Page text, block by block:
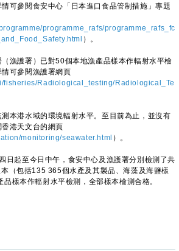
可參閱食安中心「日本進口食品管制措施」專題
programme_rafs/programme_rafs_fc
）。
護署）已對50個本地漁產品樣本作輻射水平檢
可參閱漁護署網頁
fisheries/Radiological_testing/Radiological_Te
港水域的環境輻射水平。至目前為止，並沒有
港天文台的網頁
monitoring/seawater.html ）。
起至今日中午，食安中心及漁護署分別檢測了共
（包括135 365個水產及其製品、海藻及海鹽樣
樣本作輻射水平檢測，全部樣本檢測合格。